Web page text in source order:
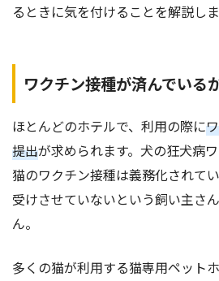
るときに気を付けることを解説しま
ワクチン接種が済んでいる
ほとんどのホテルで、利用の際に
提出が求められます。犬の狂犬病
猫のワクチン接種は義務化されて
受けさせていないという飼い主さ
ん。
多くの猫が利用する猫専用ペット